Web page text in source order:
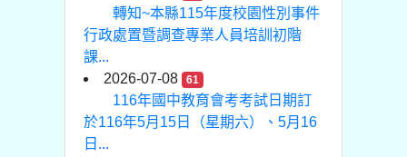
轉知~本縣115年度校園性別事件
行政處置暨調查專業人員培訓初階
課...
2026-07-08
61
116年國中教育會考考試日期訂
於116年5月15日（星期六）、5月16
日...